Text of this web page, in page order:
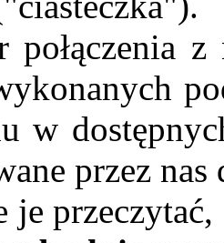
połączenia
w
przez
je